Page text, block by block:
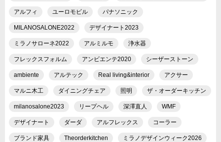
アルフィ ユーロモビル パナソニック
MILANOSALONE2022 デザイナート2023
ミラノサローネ2022 アルミルモ 浄水器
フレックスフォルム アンビエンテ2020 シーザーストーン
ambiente アルテック Real living&interior アクサー
マルニ木工 ダイニングチェア 照明 ザ・オーダーキッチン
milanosalone2023 リープヘル 深澤直人 WMF
デザイナート ダーダ アルフレックス コーラー
ブランド家具 Theorderkitchen ミラノデザインウィーク2026